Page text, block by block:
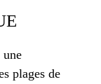
plages de